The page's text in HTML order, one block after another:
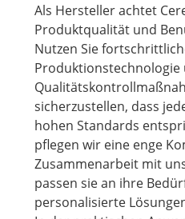
Als Hersteller achtet
Produktqualität und
Nutzen Sie
Produktionstechnologie
sicherzustellen, dass
hohen Standards
pflegen wir eine enge
Zusammenarbeit mit
passen sie an ihre
personalisierte